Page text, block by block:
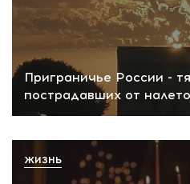
Приграничье России -
пострадавших от
ЖИЗНЬ